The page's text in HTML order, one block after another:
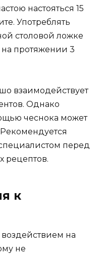
настояться 15
Употреблять
столовой ложке
протяжении 3
взаимодействует
Однако
чеснока может
перед
рецептов.
к
на
не